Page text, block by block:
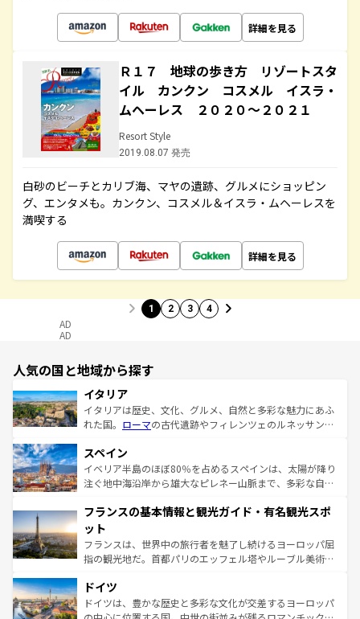
詳細を見る
Ｒ１７ 地球の歩き方 リゾートスタ
イル カンクン コスメル イスラ・
ムヘーレス ２０２０～２０２１
Resort Style
2019.08.07 発売
白砂のビーチとカリブ海、マヤの遺跡、グルメにショッピン
グ、エンタメも。カンクン、コスメル＆イスラ・ムヘーレスを
満喫する
詳細を見る
1 2 3 4
AD
AD
人気の国と地域から探す
イタリア
イタリアは歴史、文化、グルメ、自然と多彩な魅力にあふ
れた国。 ローマの古代遺跡やフィレンツェのルネッサンス
ろん、トスカーナの美しい田園風景やアマルフィ海岸の絶
景など、自然景観も見逃せない。観光の合間には、本場の
ピザやパスタなど、絶品のイタリア料理を堪能することも
ませてくれるイタリアで、忘れられない旅をしてみよう！
なお、新着のイタリア情報は
しい。
スペイン
イベリア半島のほぼ80％を占めるスペインは、太陽が降り
注ぐ地中海沿岸から雄大なピレネー山脈まで、多彩な自然
文化が根付くこの国では、情熱的なフラメンコ、熱気あふ
れる闘牛、そして美味しいタパスが生活の一部となってい
る。首都マドリードの洗練された雰囲気や、バルセロナの
アートに溢れた街角から、地方では古代ローマ遺跡や中世
せる。地方によって風土や気候が異なるスペインはその個
性で訪れる人を魅了する。 なお、新着のスペイン情報は コ
ンテンツ一覧を参照してほしい。
フランスの基本情報と観光ガイド・有名観光スポ
ット
フランスは、世界中の旅行者を魅了し続けるヨーロッパ屈
指の観光地だ。首都パリのエッフェル塔やルーブル美術館
で、幅広い魅力が詰まっている。華麗な宮殿、歴史的な大
聖堂、美しいビーチ、そして豊かな自然が、訪れる者を心
から魅了する。また、フランスは美食の国としても知ら
ドイツ
ドイツは、豊かな歴史と多彩な文化が交差するヨーロッパ